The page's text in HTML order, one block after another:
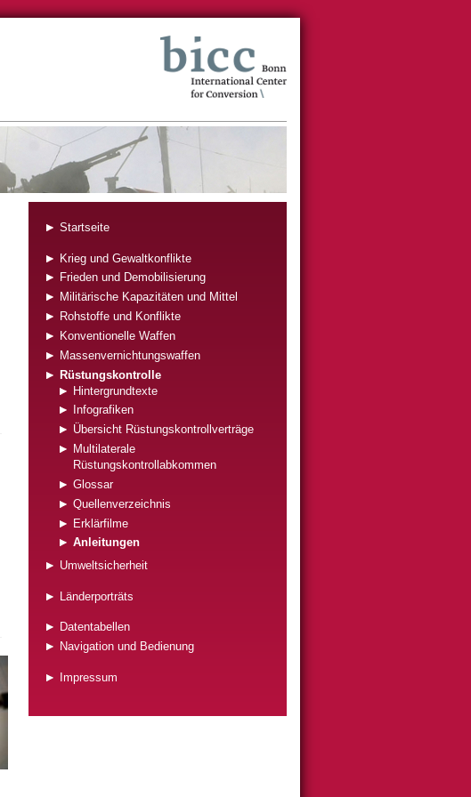
Startseite
Krieg und Gewaltkonflikte
Frieden und Demobilisierung
Militärische Kapazitäten und Mittel
Rohstoffe und Konflikte
Konventionelle Waffen
Massenvernichtungswaffen
Rüstungskontrolle
Hintergrundtexte
Infografiken
Übersicht Rüstungskontrollverträge
Multilaterale
Rüstungskontrollabkommen
Glossar
Quellenverzeichnis
Erklärfilme
Anleitungen
Umweltsicherheit
Länderporträts
Datentabellen
Navigation und Bedienung
Impressum